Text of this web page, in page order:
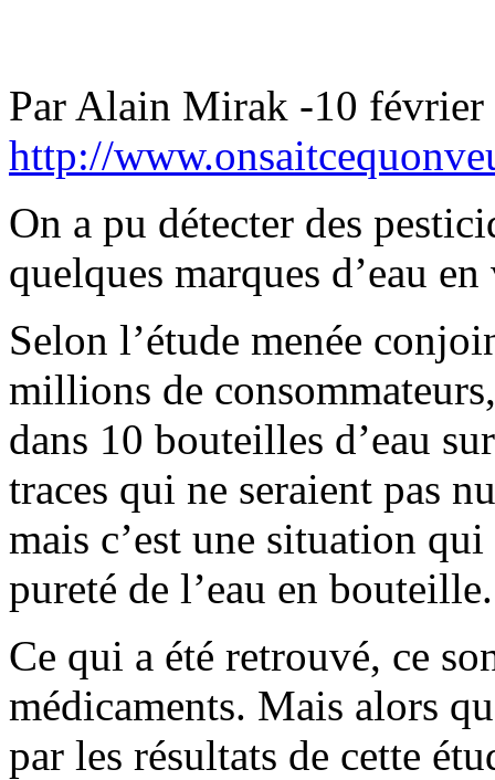
Par Alain Mirak -10 février
http://
On a pu détecter des
quelques marques d’eau
Selon l’étude menée
millions de
dans 10 bouteilles d’eau
traces qui ne seraient pas
mais c’est une situation
pureté de l’eau en bouteille.
Ce qui a été retrouvé, ce
médicaments. Mais alors
par les résultats de cette